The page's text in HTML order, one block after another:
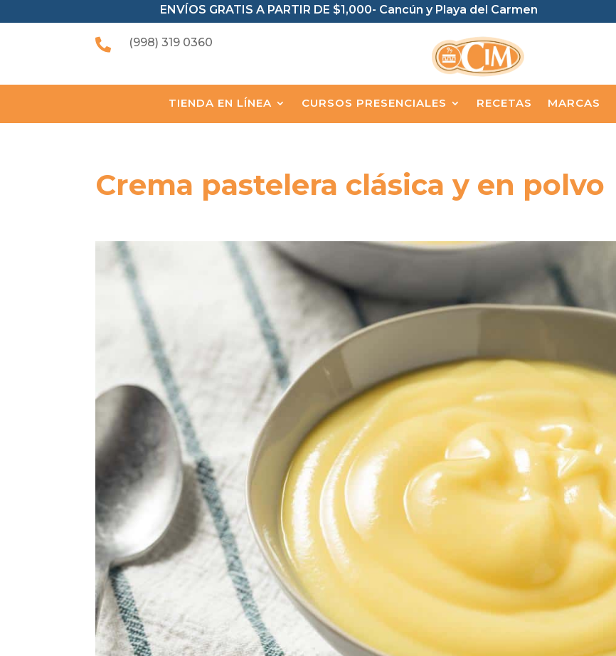
ENVÍOS GRATIS A PARTIR DE $1,000- Cancún y Playa del Carmen
 (998) 319 0360
TIENDA EN LÍNEA CURSOS PRESENCIALES RECETAS MARCAS
Crema pastelera clásica y en polvo